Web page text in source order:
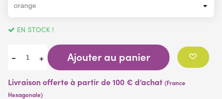
EN STOCK !
- + Ajouter au panier
Livraison offerte à partir de 100 € d’achat (France
Hexagonale)